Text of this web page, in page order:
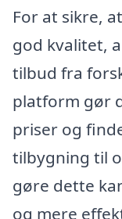
For at sikre,
god kvalitet,
tilbud fra
platform gør
priser og
tilbygning til
gøre dette
og mere